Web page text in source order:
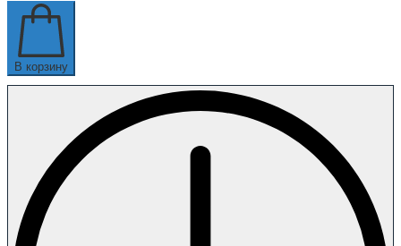
В корзину